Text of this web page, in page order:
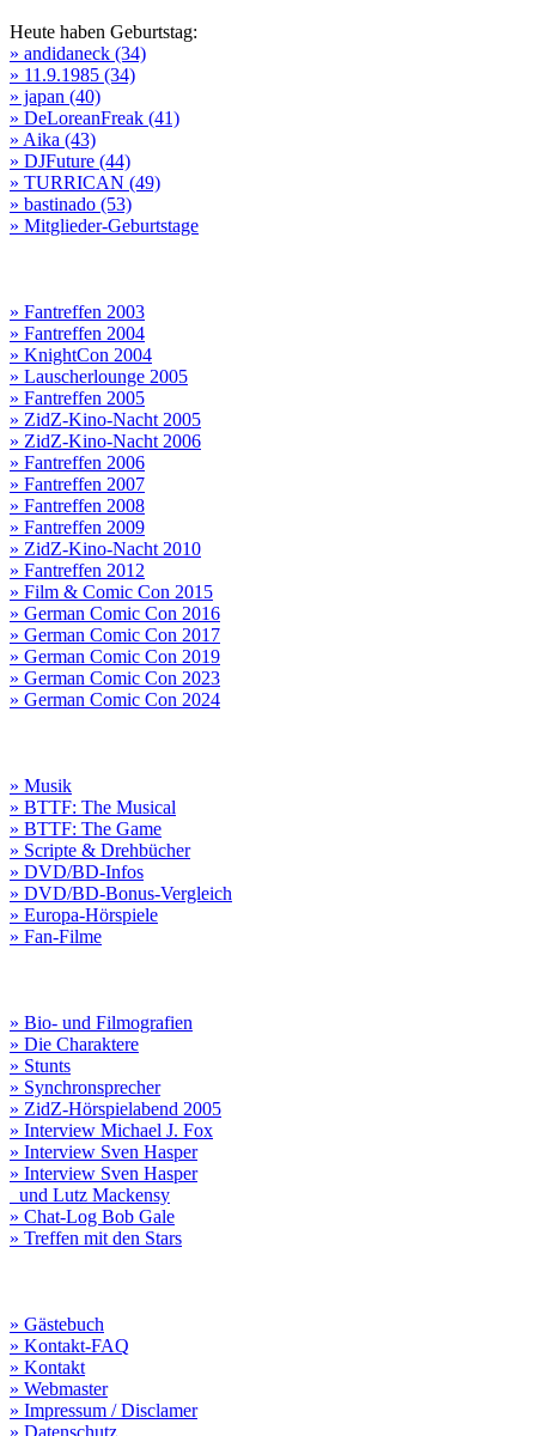
Heute haben Geburtstag:
» andidaneck (34)
» 11.9.1985 (34)
» japan (40)
» DeLoreanFreak (41)
» Aika (43)
» DJFuture (44)
» TURRICAN (49)
» bastinado (53)
» Mitglieder-Geburtstage
» Fantreffen 2003
» Fantreffen 2004
» KnightCon 2004
» Lauscherlounge 2005
» Fantreffen 2005
» ZidZ-Kino-Nacht 2005
» ZidZ-Kino-Nacht 2006
» Fantreffen 2006
» Fantreffen 2007
» Fantreffen 2008
» Fantreffen 2009
» ZidZ-Kino-Nacht 2010
» Fantreffen 2012
» Film & Comic Con 2015
» German Comic Con 2016
» German Comic Con 2017
» German Comic Con 2019
» German Comic Con 2023
» German Comic Con 2024
» Musik
» BTTF: The Musical
» BTTF: The Game
» Scripte & Drehbücher
» DVD/BD-Infos
» DVD/BD-Bonus-Vergleich
» Europa-Hörspiele
» Fan-Filme
» Bio- und Filmografien
» Die Charaktere
» Stunts
» Synchronsprecher
» ZidZ-Hörspielabend 2005
» Interview Michael J. Fox
» Interview Sven Hasper
» Interview Sven Hasper
und Lutz Mackensy
» Chat-Log Bob Gale
» Treffen mit den Stars
» Gästebuch
» Kontakt-FAQ
» Kontakt
» Webmaster
» Impressum / Disclamer
» Datenschutz